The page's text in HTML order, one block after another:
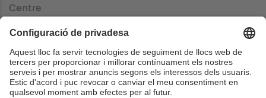
Centre
Mèxic
Web